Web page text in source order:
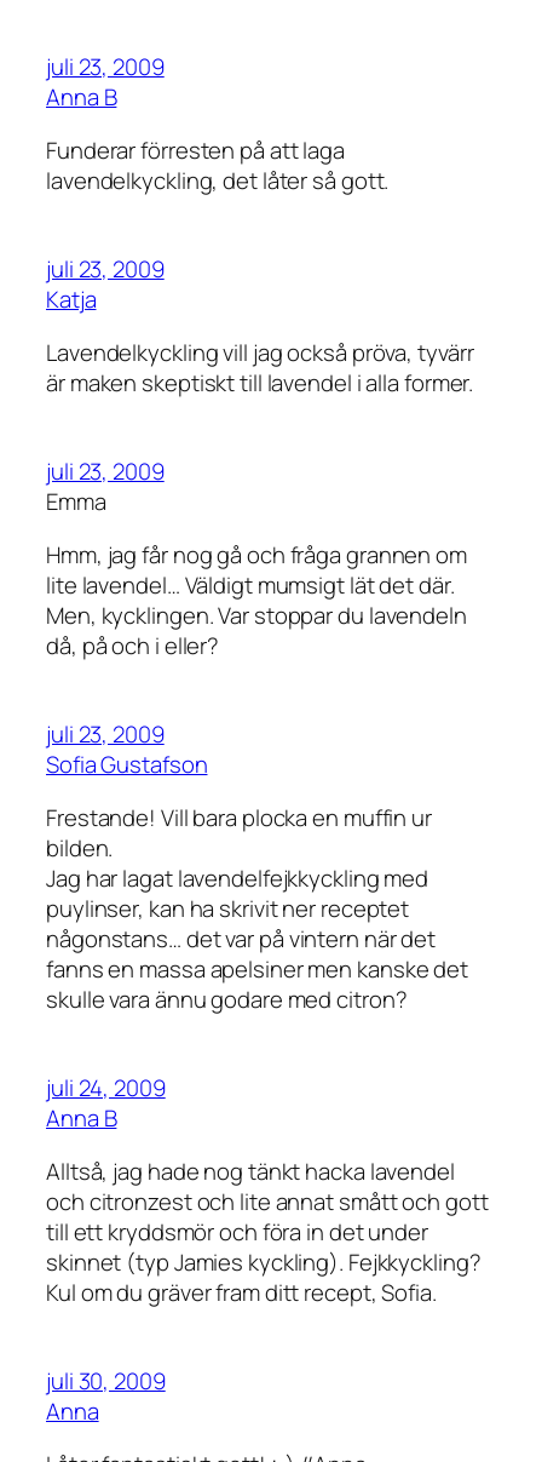
juli 23, 2009
Anna B
Funderar förresten på att laga
lavendelkyckling, det låter så gott.
juli 23, 2009
Katja
Lavendelkyckling vill jag också pröva, tyvärr
är maken skeptiskt till lavendel i alla former.
juli 23, 2009
Emma
Hmm, jag får nog gå och fråga grannen om
lite lavendel… Väldigt mumsigt lät det där.
Men, kycklingen. Var stoppar du lavendeln
då, på och i eller?
juli 23, 2009
Sofia Gustafson
Frestande! Vill bara plocka en muffin ur
bilden.
Jag har lagat lavendelfejkkyckling med
puylinser, kan ha skrivit ner receptet
någonstans… det var på vintern när det
fanns en massa apelsiner men kanske det
skulle vara ännu godare med citron?
juli 24, 2009
Anna B
Alltså, jag hade nog tänkt hacka lavendel
och citronzest och lite annat smått och gott
till ett kryddsmör och föra in det under
skinnet (typ Jamies kyckling). Fejkkyckling?
Kul om du gräver fram ditt recept, Sofia.
juli 30, 2009
Anna